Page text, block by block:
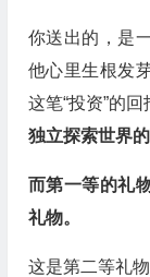
你送出的，是
他心里生根发
这笔“投资”的
独立探索世界
而第一等的礼
礼物。
这是第二等礼